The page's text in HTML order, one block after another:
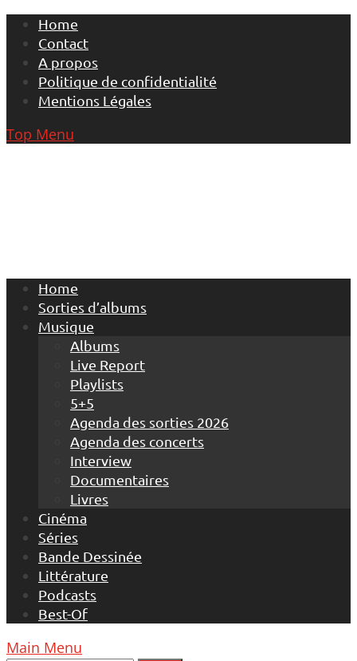
Skip
content
Home
Contact
A propos
Politique de confidentialité
Mentions Légales
Top Menu
Home
Sorties d’albums
Musique
Albums
Live Report
Playlists
5+5
Agenda des sorties 2026
Agenda des concerts
Interview
Documentaires
Livres
Cinéma
Séries
Bande Dessinée
Littérature
Podcasts
Best-Of
Main Menu